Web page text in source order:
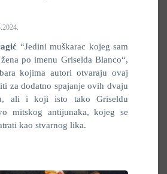
“Jedini muškarac kojeg sam
po imenu Griselda Blanco“,
kojima autori otvaraju ovaj
za dodatno spajanje ovih dvaju
ali i koji isto tako Griseldu
mitskog antijunaka, kojeg se
kao stvarnog lika.